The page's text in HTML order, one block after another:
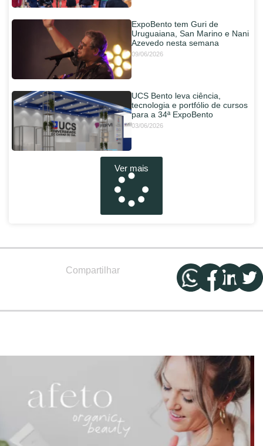
ExpoBento tem Guri de
Uruguaiana, San Marino e Nani
Azevedo nesta semana
09/06/2026
UCS Bento leva ciência,
tecnologia e portfólio de cursos
para a 34ª ExpoBento
03/06/2026
Ver mais
Compartilhar